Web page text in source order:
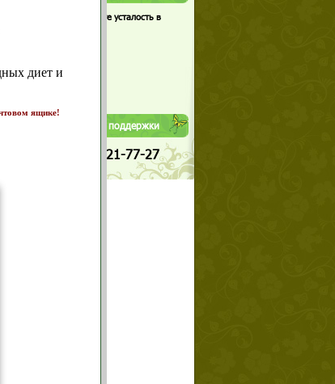
Часто ли вы чувствуете усталость в
Нет
Телефоны службы поддержки
+7 (909) 421-77-27